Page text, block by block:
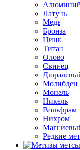
Алюминий
Латунь
Медь
Бронза
Цинк
Титан
Олово
Свинец
Молибден
Монель
Никель
Вольфрам
Нихром
Редкие